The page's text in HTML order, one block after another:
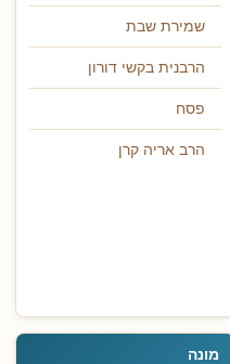
שמירת שבת
הרבנית בקשי דורון
פסח
הרב אריה קרן
מונה